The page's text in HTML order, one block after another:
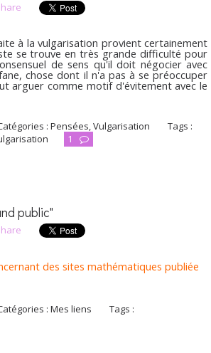
à la vulgarisation provient certainement
se trouve en très grande difficulté pour
de sens qu'il doit négocier avec
chose dont il n'a pas à se préoccuper
arguer comme motif d'évitement avec le
:Pensées,Vulgarisation
Tags :
1
public"
des sites mathématiques publiée
:Mes liens
Tags :